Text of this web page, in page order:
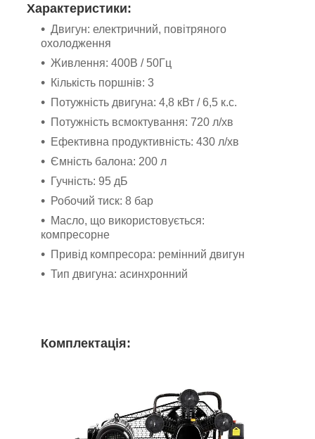
Характеристики:
Двигун: електричний, повітряного
охолодження
Живлення: 400В / 50Гц
Кількість поршнів: 3
Потужність двигуна: 4,8 кВт / 6,5 к.с.
Потужність всмоктування: 720 л/хв
Ефективна продуктивність: 430 л/хв
Ємність балона: 200 л
Гучність: 95 дБ
Робочий тиск: 8 бар
Масло, що використовується:
компресорне
Привід компресора: ремінний двигун
Тип двигуна: асинхронний
Комплектація: